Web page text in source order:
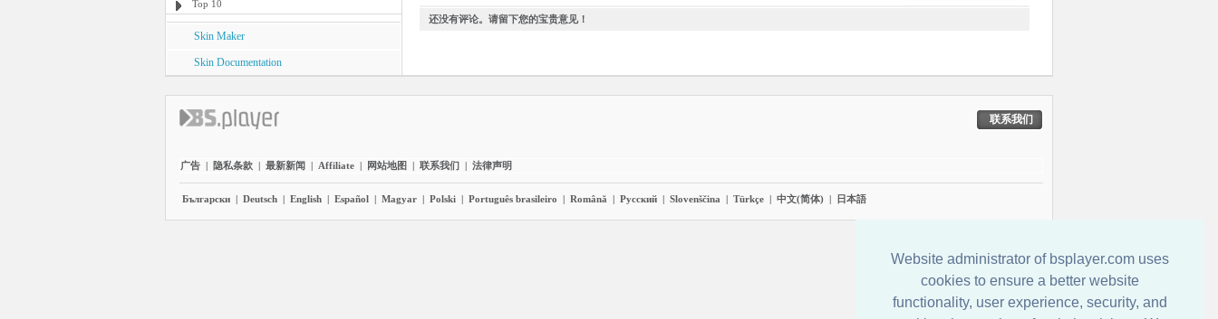
Website administrator of bsplayer.com uses
cookies to ensure a better website
functionality, user experience, security, and
Top 10
Skin Maker
Skin Documentation
还没有评论。请留下您的宝贵意见！
联系我们
广告 | 隐私条款 | 最新新闻 | Affiliate | 网站地图 | 联系我们 | 法律声明
Български | Deutsch | English | Español | Magyar | Polski | Português brasileiro | Română | Pyccĸий | Slovenščina | Türkçe | 中文(简体) | 日本語